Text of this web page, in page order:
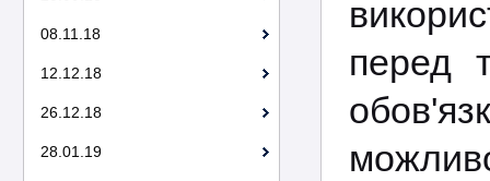
08.11.18
12.12.18
26.12.18
28.01.19
перед